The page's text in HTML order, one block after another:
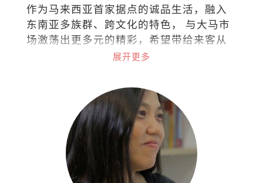
作为马来西亚首家据点的诚品生活，融入
东南亚多族群、跨文化的特色， 与大马市
场激荡出更多元的精彩，希望带给来客从
阅读里持续找到梦与想像的可能。在台
据点的诚品，秉持着“不只是一家书
店”的概念，囊括了来自世界各地的书
籍、文具、文创设计、时尚潮流，还可沉
浸于艺文展演与世界级咖啡品牌中，打造
了一个复合式经营的文化场所。
展开更多